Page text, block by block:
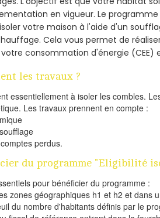
en vigueur. Le programme
isoler votre maison à l'aide d'un
Cela vous permet de
consommation d'énergie (CEE)
les travaux ?
essentiellement à isoler les combles.
Les travaux prennent en compte :
perdus.
du programme "Eligibilité
pour bénéficier du programme :
zones géographiques h1 et h2 et dans
du nombre d'habitants définis par le